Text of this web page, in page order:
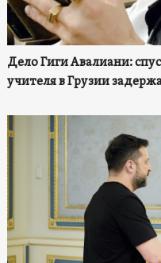
Дело Гиги Авалиани:
учителя в Грузии